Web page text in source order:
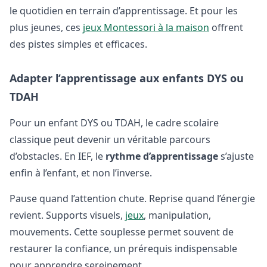
le quotidien en terrain d’apprentissage. Et pour les
plus jeunes, ces jeux Montessori à la maison offrent
des pistes simples et efficaces.
Adapter l’apprentissage aux enfants DYS ou
TDAH
Pour un enfant DYS ou TDAH, le cadre scolaire
classique peut devenir un véritable parcours
d’obstacles. En IEF, le rythme d’apprentissages’ajuste
enfin à l’enfant, et non l’inverse.
Pause quand l’attention chute. Reprise quand l’énergie
revient. Supports visuels, jeux, manipulation,
mouvements. Cette souplesse permet souvent de
restaurer la confiance, un prérequis indispensable